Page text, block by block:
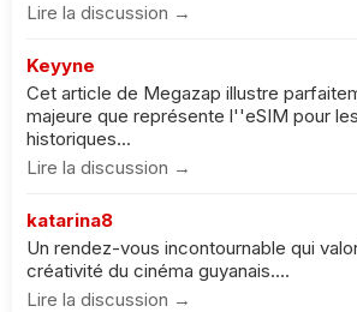
Lire la discussion →
Keyyne
Cet article de Megazap illustre
majeure que représente l''eSIM pour
historiques...
Lire la discussion →
katarina8
Un rendez-vous incontournable qui
créativité du cinéma guyanais....
Lire la discussion →